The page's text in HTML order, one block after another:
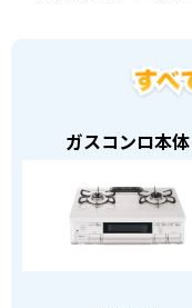
ガスコンロ本体